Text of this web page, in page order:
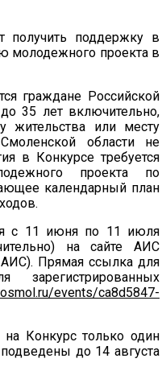
получить поддержку в
молодежного проекта в
граждане Российской
35 лет включительно,
жительства или месту
области не
в Конкурсе требуется
проекта по
календарный план
с 11 июня по 11 июля
на сайте АИС
Прямая ссылка для
events/ca8d5847-
на Конкурс только один
до 14 августа